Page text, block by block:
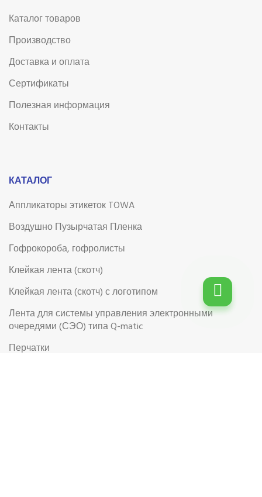
Каталог товаров
Производство
Доставка и оплата
Сертификаты
Полезная информация
Контакты
КАТАЛОГ
Аппликаторы этикеток TOWA
Воздушно Пузырчатая Пленка
Гофрокороба, гофролисты
Клейкая лента (скотч)
Клейкая лента (скотч) с логотипом
Лента для системы управления электронными
очередями (СЭО) типа Q-matic
Перчатки